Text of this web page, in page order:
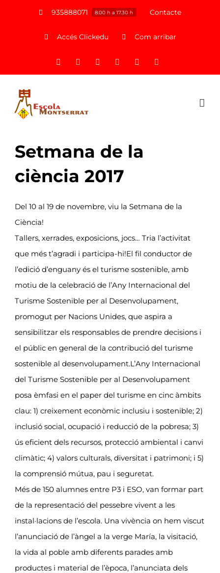
935888071 8.00 h a 17.30 h Contacte
Accés Clickedu Com arribar
Facebook InstagramYouTubeLinkedIn
Setmana de la
ciència 2017
Del 10 al 19 de novembre, viu la Setmana de la
Ciència!
Tallers, xerrades, exposicions, jocs… Tria l’activitat
que més t’agradi i participa-hi!El fil conductor de
l’edició d’enguany és el turisme sostenible, amb
motiu de la celebració de l’Any Internacional del
Turisme Sostenible per al Desenvolupament,
promogut per Nacions Unides, que aspira a
sensibilitzar els responsables de prendre decisions i
el públic en general de la contribució del turisme
sostenible al desenvolupament.L’Any Internacional
del Turisme Sostenible per al Desenvolupament
posa èmfasi en el paper del turisme en cinc àmbits
clau: 1) creixement econòmic inclusiu i sostenible; 2)
inclusió social, ocupació i reducció de la pobresa; 3)
ús eficient dels recursos, protecció ambiental i canvi
climàtic; 4) valors culturals, diversitat i patrimoni; i 5)
la comprensió mútua, pau i seguretat.
Més de 150 alumnes entre P3 i ESO, van formar part
de la representació del pessebre vivent a les
instal·lacions de l’escola. Una vivència on hem viscut
l’anunciació de l’àngel a la verge María, la visitació,
la vida al poble amb diferents parades amb
productes i material de l’època, l’anunciata dels